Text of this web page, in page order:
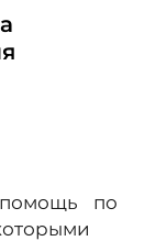
помощь по